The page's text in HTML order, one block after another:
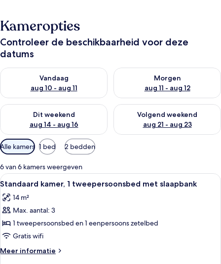
Kameropties
Controleer de beschikbaarheid voor deze
datums
Vandaag
aug 10 - aug 11
De beschikbaarheid controleren voor vanavond aug 10 - aug
Morgen
aug 11 - aug 12
De beschikbaarheid
Dit weekend
aug 14 - aug 16
De beschikbaarheid controleren voor dit weekend aug 14 -
Volgend weekend
aug 21 - aug 23
De beschikbaarheid
Beschikbare
filters
voor
kamers
Alle kamers 1 bed 2 bedden
6 van 6 kamers weergeven
Alle
foto's
voor
Standaard
kamer,
1
tweepersoonsbed
met
Hotelkamer met een bed, een klein
8
Standaard kamer, 1 tweepersoonsbed met slaapbank
14 m²
Max. aantal: 3
1 tweepersoonsbed en 1 eenpersoons zetelbed
Gratis wifi
Meer informatie
Meer